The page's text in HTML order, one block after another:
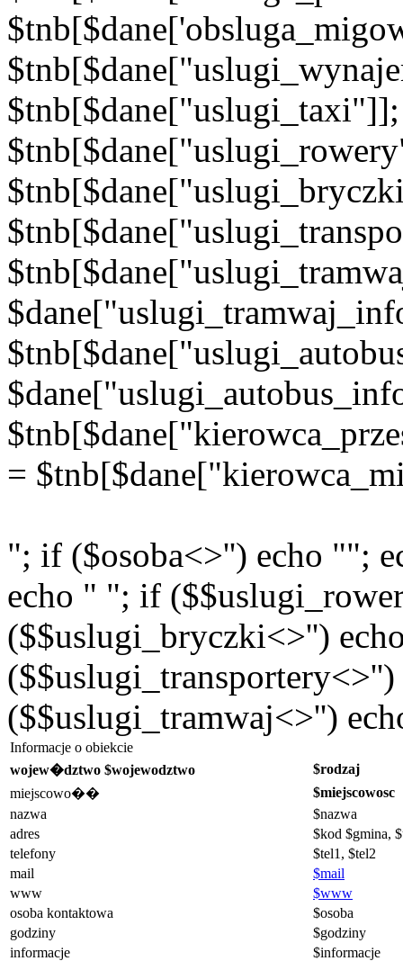
=
"; if ($osoba<>'') echo "";
echo " "; if
($$uslugi_bryczki<>'')
($$uslugi_tramwaj<>'')
Informacje o obiekcie
wojew�dztwo $wojewodztwo
$rodzaj
miejscowo��
$miejscowosc
nazwa
$nazwa
adres
$kod $gmina,
telefony
$tel1, $tel2
mail
$mail
www
$www
osoba kontaktowa
$osoba
godziny
$godziny
informacje
$informacje